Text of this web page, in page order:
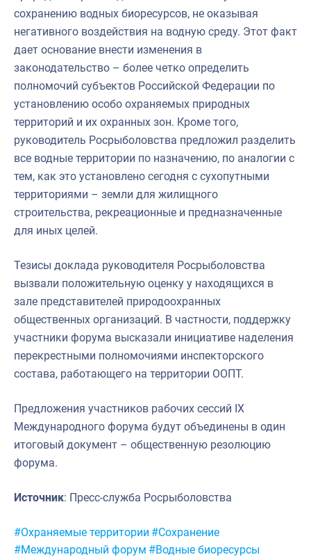
сохранению водных биоресурсов, не оказывая
негативного воздействия на водную среду. Этот факт
дает основание внести изменения в
законодательство – более четко определить
полномочий субъектов Российской Федерации по
установлению особо охраняемых природных
территорий и их охранных зон. Кроме того,
руководитель Росрыболовства предложил разделить
все водные территории по назначению, по аналогии с
тем, как это установлено сегодня с сухопутными
территориями – земли для жилищного
строительства, рекреационные и предназначенные
для иных целей.
Тезисы доклада руководителя Росрыболовства
вызвали положительную оценку у находящихся в
зале представителей природоохранных
общественных организаций. В частности, поддержку
участники форума высказали инициативе наделения
перекрестными полномочиями инспекторского
состава, работающего на территории ООПТ.
Предложения участников рабочих сессий IX
Международного форума будут объединены в один
итоговый документ – общественную резолюцию
форума.
Источник: Пресс-служба Росрыболовства
Метки:
#Охраняемые территории #Сохранение
#Международный форум #Водные биоресурсы